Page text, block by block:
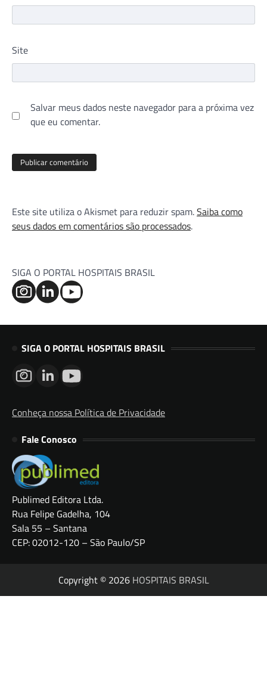
Site
Salvar meus dados neste navegador para a próxima vez
que eu comentar.
Este site utiliza o Akismet para reduzir spam.Saiba como
seus dados em comentários são processados.
SIGA O PORTAL HOSPITAIS BRASIL
SIGA O PORTAL HOSPITAIS BRASIL
Conheça nossa Política de Privacidade
Fale Conosco
Publimed Editora Ltda.
Rua Felipe Gadelha, 104
Sala 55 – Santana
CEP: 02012-120 – São Paulo/SP
Copyright © 2026 HOSPITAIS BRASIL